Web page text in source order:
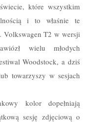
które wszystkim
i to właśnie te
Volkswagen T2 w wersji
wielu młodych
Woodstock, a dziś
towarzyszy w sesjach
kolor dopełniają
sesję zdjęciową o